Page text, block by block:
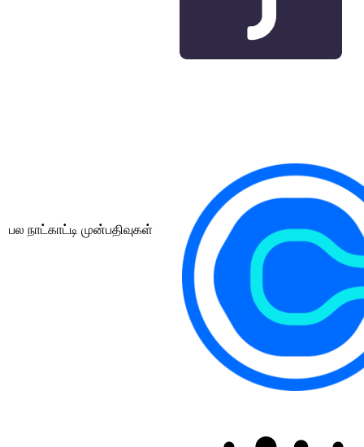
பல நாட்காட்டி முன்பதிவுகள்